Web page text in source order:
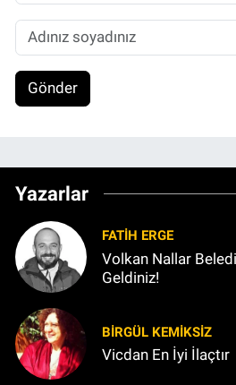
Gönder
Yazarlar
FATIH ERGE
Volkan Nallar
Geldiniz!
BIRGÜL KEMİKSİZ
Vicdan En İyi İlaçtır